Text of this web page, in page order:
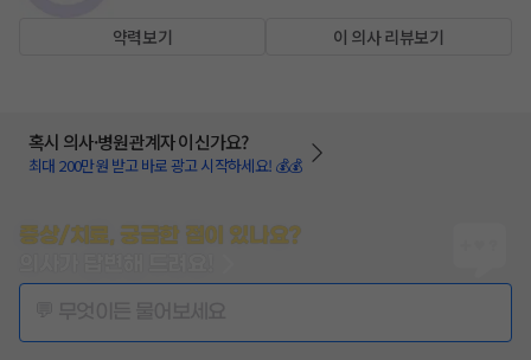
약력보기 이 의사 리뷰보기
혹시 의사·병원관계자 이신가요?
최대 200만원 받고 바로 광고 시작하세요! 💰💰
증상/치료, 궁금한 점이 있나요?